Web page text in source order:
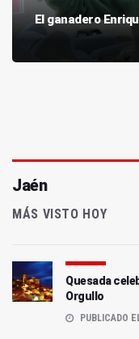
El ganadero
Jaén
MÁS VISTO HOY
Quesada
Orgullo
PUBLICADO